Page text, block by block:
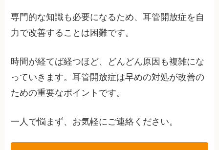
専門的な知識も必要になるため、耳管開放症を自
力で改善することは困難です。
時間が経てば経つほど、どんどん原因も複雑にな
っていきます。耳管開放症は早めの対処が改善の
ための重要なポイントです。
一人で悩まず、お気軽にご連絡ください。